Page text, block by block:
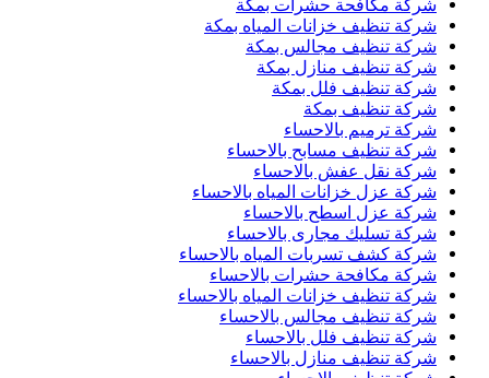
شركة مكافحة حشرات بمكة
شركة تنظيف خزانات المياه بمكة
شركة تنظيف مجالس بمكة
شركة تنظيف منازل بمكة
شركة تنظيف فلل بمكة
شركة تنظيف بمكة
شركة ترميم بالاحساء
شركة تنظيف مسابح بالاحساء
شركة نقل عفش بالاحساء
شركة عزل خزانات المياه بالاحساء
شركة عزل اسطح بالاحساء
شركة تسليك مجارى بالاحساء
شركة كشف تسربات المياه بالاحساء
شركة مكافحة حشرات بالاحساء
شركة تنظيف خزانات المياه بالاحساء
شركة تنظيف مجالس بالاحساء
شركة تنظيف فلل بالاحساء
شركة تنظيف منازل بالاحساء